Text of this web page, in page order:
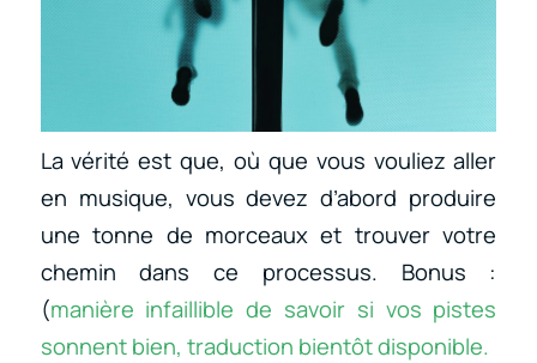
La vérité est que, où que vous vouliez aller
en musique, vous devez d’abord produire
une tonne de morceaux et trouver votre
chemin dans ce processus. Bonus :
(manière infaillible de savoir si vos pistes
sonnent bien, traduction bientôt disponible.